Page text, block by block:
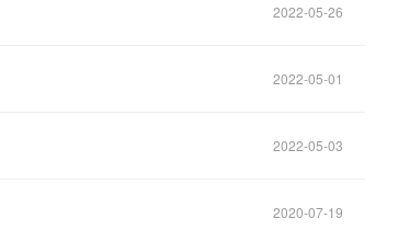
2022-05-26
2022-05-01
2022-05-03
2020-07-19